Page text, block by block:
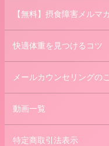
【無料】摂食障害メルマ
快適体重を見つけるコツ
メールカウンセリングの
動画一覧
特定商取引法表示